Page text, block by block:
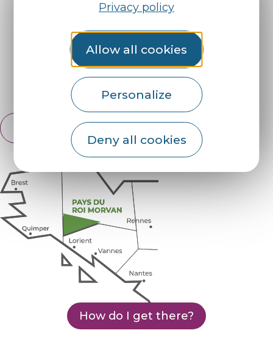
Privacy policy
Allow all cookies
Personalize
Deny all cookies
Our brochures
Weather
Find us on :
Espace pro Partners
English
Français
How do I get there?